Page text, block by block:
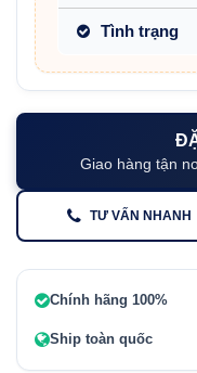
Tình trạng
Giao hàng tận
TƯ VẤN NHANH
Chính hãng 100%
Ship toàn quốc